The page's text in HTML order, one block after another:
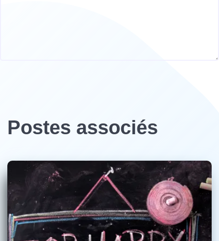
Postes associés